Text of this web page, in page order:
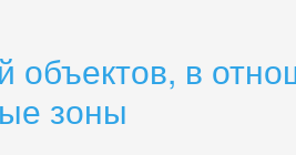
в
зоны